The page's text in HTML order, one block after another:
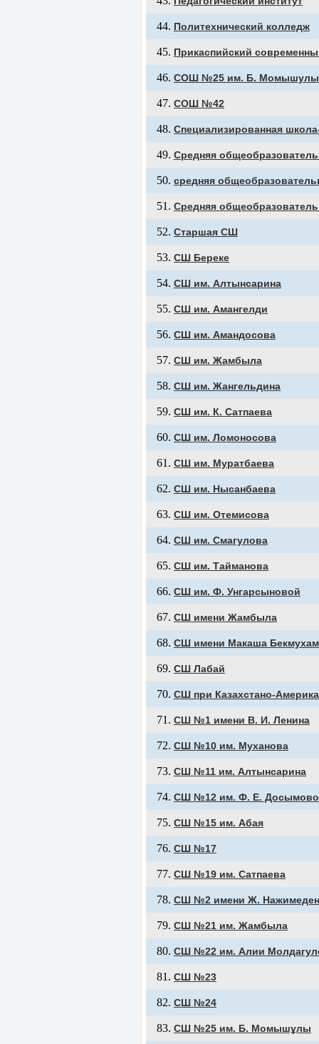
Политехнический колледж
Прикаспийский
СОШ №25 им. Б. Момышулы
СОШ №42
Специализированная
Средняя
средняя
Средняя
Старшая СШ
СШ Береке
СШ им. Алтынсарина
СШ им. Амангелди
СШ им. Амандосова
СШ им. Жамбыла
СШ им. Жангельдина
СШ им. К. Сатпаева
СШ им. Ломоносова
СШ им. Муратбаева
СШ им. Нысанбаева
СШ им. Отемисова
СШ им. Смагулова
СШ им. Тайманова
СШ им. Ф. Унгарсыновой
СШ имени Жамбыла
СШ имени Макаша
СШ Лабай
СШ при Казахстано-
СШ №1 имени В. И. Ленина
СШ №10 им. Муханова
СШ №11 им. Алтынсарина
СШ №12 им. Ф. Е.
СШ №15 им. Абая
СШ №17
СШ №19 им. Сатпаева
СШ №2 имени Ж.
СШ №21 им. Жамбыла
СШ №22 им. Алии
СШ №23
СШ №24
СШ №25 им. Б. Момышұлы